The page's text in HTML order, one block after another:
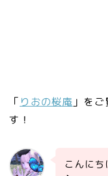
「 りおの桜庵 」を
す！
こんに